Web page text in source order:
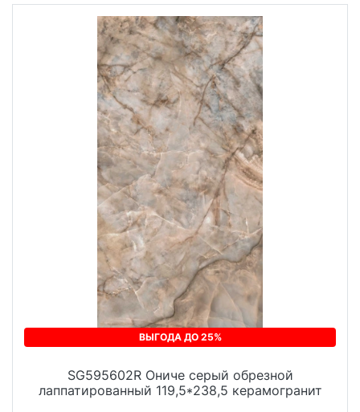
ВЫГОДА ДО 25%
SG595602R Ониче серый обрезной
лаппатированный 119,5*238,5 керамогранит